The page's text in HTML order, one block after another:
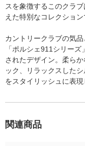
スを象徴するこのクラ
えた特別なコレクション
カントリークラブの気
「ポルシェ911シリー
されたデザイン。柔ら
ック、リラックスした
をスタイリッシュに表現
関連商品